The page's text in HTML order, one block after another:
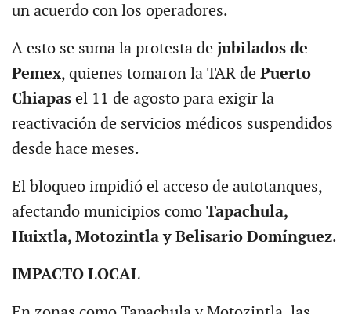
un acuerdo con los operadores.
A esto se suma la protesta de jubilados de
Pemex, quienes tomaron la TAR de Puerto
Chiapasel 11 de agosto para exigir la
reactivación de servicios médicos suspendidos
desde hace meses.
El bloqueo impidió el acceso de autotanques,
afectando municipios como Tapachula,
Huixtla, Motozintla y Belisario Domínguez.
IMPACTO LOCAL